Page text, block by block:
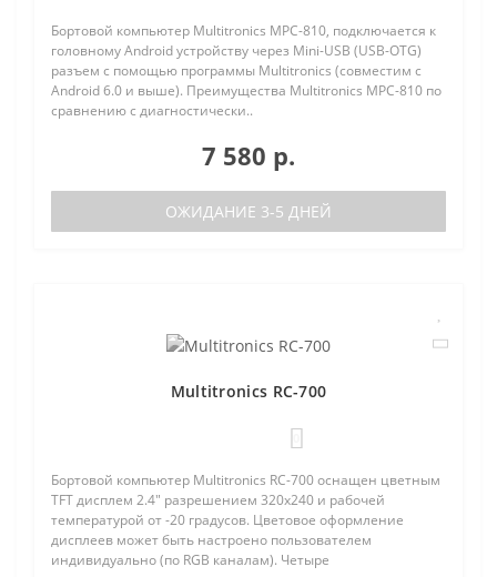
Бортовой компьютер Multitronics MPC-810, подключается к
головному Android устройству через Mini-USB (USB-OTG)
разъем с помощью программы Multitronics (совместим с
Android 6.0 и выше). Преимущества Multitronics MPC-810 по
сравнению с диагностически..
7 580 р.
ОЖИДАНИЕ 3-5 ДНЕЙ
Multitronics RC-700
Бортовой компьютер Multitronics RC-700 оснащен цветным
TFT дисплем 2.4" разрешением 320х240 и рабочей
температурой от -20 градусов. Цветовое оформление
дисплеев может быть настроено пользователем
индивидуально (по RGB каналам). Четыре